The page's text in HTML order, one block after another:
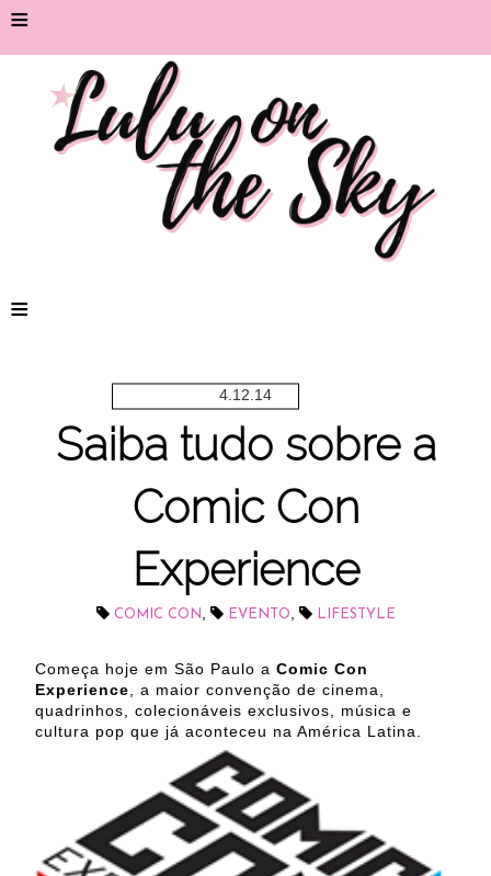
≡
≡
4.12.14
Saiba tudo sobre a
Comic Con
Experience
COMIC CON, EVENTO, LIFESTYLE
Começa hoje em São Paulo a Comic Con
Experience, a maior convenção de cinema,
quadrinhos, colecionáveis exclusivos, música e
cultura pop que já aconteceu na América Latina.